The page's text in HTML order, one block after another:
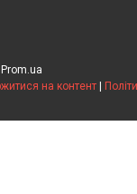
Prom.ua
на контент |